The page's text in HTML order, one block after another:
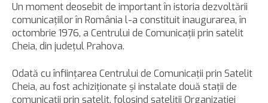
Un moment deosebit de important în istoria dezvoltării
comunicaţiilor în România l-a constituit inaugurarea, în
octombrie 1976, a Centrului de Comunicaţii prin satelit
Cheia, din judeţul Prahova.
Odată cu înfiinţarea Centrului de Comunicaţii prin Satelit
Cheia, au fost achiziţionate şi instalate două staţii de
comunicaţii prin satelit, folosind sateliţii Organizaţiei